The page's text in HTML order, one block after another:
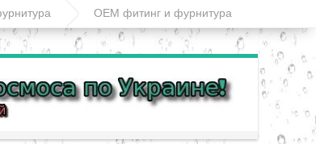
OEM фитинг и фурнитура